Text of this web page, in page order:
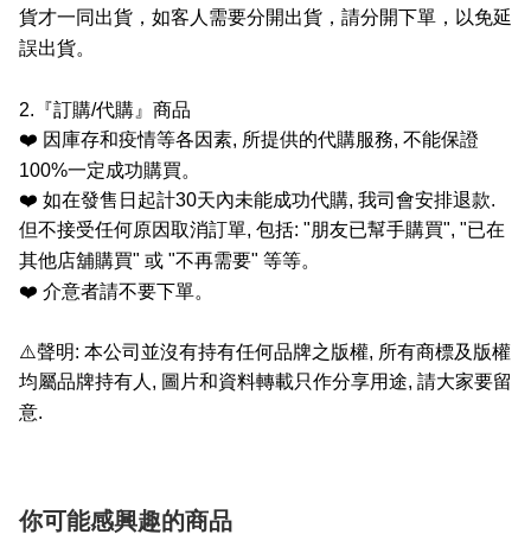
貨才一同出貨，如客人需要分開出貨，請分開下單，以免延
誤出貨。
2. 『訂購/代購』商品
❤️ 因庫存和疫情等各因素, 所提供的代購服務, 不能保證
100%一定成功購買。
❤️ 如在發售日起計30天內未能成功代購, 我司會安排退款.
但不接受任何原因取消訂單, 包括: "朋友已幫手購買", "已在
其他店舖購買" 或 "不再需要" 等等。
❤️ 介意者請不要下單。
⚠️聲明: 本公司並沒有持有任何品牌之版權, 所有商標及版權
均屬品牌持有人 , 圖片和資料轉載只作分享用途, 請大家要留
意.
你可能感興趣的商品